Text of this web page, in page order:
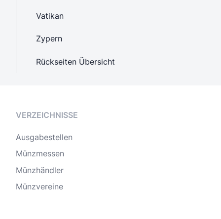
Vatikan
Zypern
Rückseiten Übersicht
VERZEICHNISSE
Ausgabestellen
Münzmessen
Münzhändler
Münzvereine